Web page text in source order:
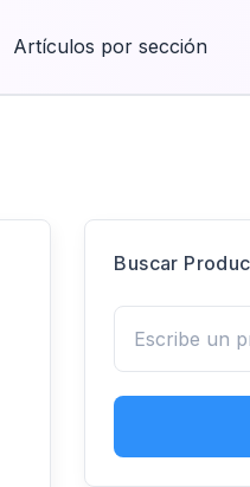
Artículos por sección
Buscar